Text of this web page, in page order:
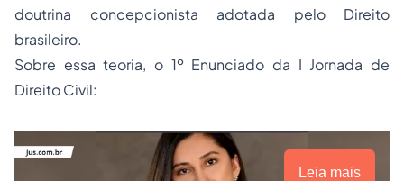
doutrina concepcionista adotada pelo Direito
brasileiro.
Sobre essa teoria, o 1º Enunciado da I Jornada de
Direito Civil:
Leia mais